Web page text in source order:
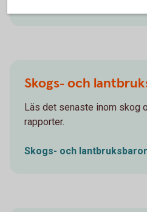
Skog och lantbruk – mer
Skogs- och
Läs det senaste inom skog
rapporter.
Skogs- och